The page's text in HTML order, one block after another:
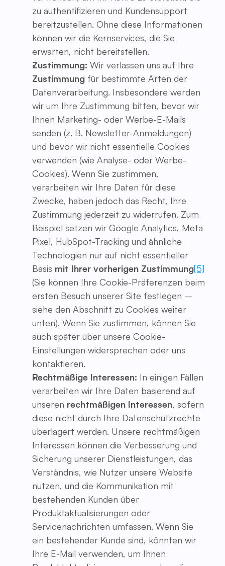
zu authentifizieren und Kundensupport
bereitzustellen. Ohne diese Informationen
können wir die Kernservices, die Sie
erwarten, nicht bereitstellen.
Zustimmung: Wir verlassen uns auf Ihre
Zustimmung für bestimmte Arten der
Datenverarbeitung. Insbesondere werden
wir um Ihre Zustimmung bitten, bevor wir
Ihnen Marketing- oder Werbe-E-Mails
senden (z. B. Newsletter-Anmeldungen)
und bevor wir nicht essentielle Cookies
verwenden (wie Analyse- oder Werbe-
Cookies). Wenn Sie zustimmen,
verarbeiten wir Ihre Daten für diese
Zwecke, haben jedoch das Recht, Ihre
Zustimmung jederzeit zu widerrufen. Zum
Beispiel setzen wir Google Analytics, Meta
Pixel, HubSpot-Tracking und ähnliche
Technologien nur auf nicht essentieller
Basis mit Ihrer vorherigen Zustimmung[5]
(Sie können Ihre Cookie-Präferenzen beim
ersten Besuch unserer Site festlegen –
siehe den Abschnitt zu Cookies weiter
unten). Wenn Sie zustimmen, können Sie
auch später über unsere Cookie-
Einstellungen widersprechen oder uns
kontaktieren.
Rechtmäßige Interessen: In einigen Fällen
verarbeiten wir Ihre Daten basierend auf
unseren rechtmäßigen Interessen, sofern
diese nicht durch Ihre Datenschutzrechte
überlagert werden. Unsere rechtmäßigen
Interessen können die Verbesserung und
Sicherung unserer Dienstleistungen, das
Verständnis, wie Nutzer unsere Website
nutzen, und die Kommunikation mit
bestehenden Kunden über
Produktaktualisierungen oder
Servicenachrichten umfassen. Wenn Sie
ein bestehender Kunde sind, könnten wir
Ihre E-Mail verwenden, um Ihnen